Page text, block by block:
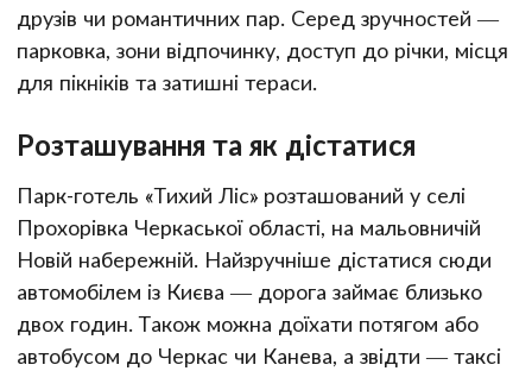
друзів чи романтичних пар. Серед зручностей —
парковка, зони відпочинку, доступ до річки, місця
для пікніків та затишні тераси.
Розташування та як дістатися
Парк-готель «Тихий Ліс» розташований у селі
Прохорівка Черкаської області, на мальовничій
Новій набережній. Найзручніше дістатися сюди
автомобілем із Києва — дорога займає близько
двох годин. Також можна доїхати потягом або
автобусом до Черкас чи Канева, а звідти — таксі